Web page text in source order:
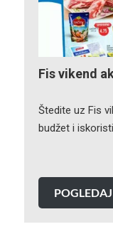
Fis vikend
Štedite uz Fis
budžet i
POGLEDAJ